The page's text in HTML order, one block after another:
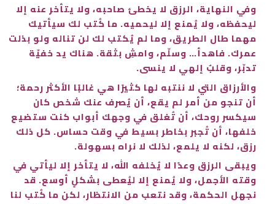
وفي النهاية، الرزق لا يخطئ صاحبه، ولا يتأخر عنه إلا
ليحفظه، ولا يُمنع إلا ليحميه. ما كُتب لك سيأتيك
مهما طال الطريق، وما لم يُكتب لك لن تناله ولو بذلت
عمرك. فاهدأ… وسلّم، وامشِ بثقة. هناك يد خفيّة
تدبّر، وقلبٌ إلهي لا ينسى.
والأرزاق التي لا ننتبه لها كثيرًا هي غالبًا الأكثر رحمة؛
أن تنجو من أمر لم يقع، أن يُصرف عنك شخص كان
سيكسر روحك، أن تُغلق في وجهك أبواب كنت ستضيع
خلفها، أن تُجبر بخاطر بسيط في وقت حساس. كل ذلك
رزق، لكنه لا يلمع، لذلك لا نراه بسهولة.
ويبقى الرزق وعدًا لا يُخلفه الله، لا يتأخر إلا ليأتي في
وقته الأجمل، ولا يُمنع إلا ليُعطى بشكلٍ أوسع. قد
نجهل الحكمة، وقد نتعب من الانتظار، لكن ما كُتب لنا